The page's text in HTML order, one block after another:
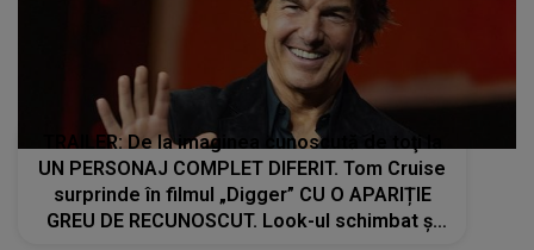
TRAILER: De la imaginea cunoscută de toţi la
UN PERSONAJ COMPLET DIFERIT. Tom Cruise
surprinde în filmul „Digger” CU O APARIȚIE
GREU DE RECUNOSCUT. Look-ul schimbat şi